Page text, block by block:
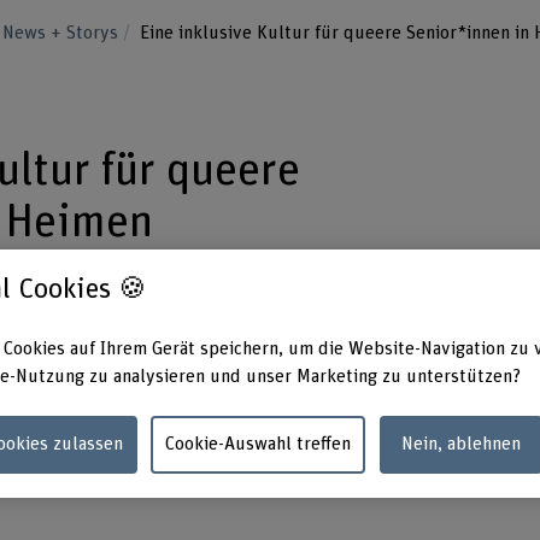
News + Storys Eine inklusive Kultur für queere Senior*innen in
für queere
2027 laufende Projekt «queer key» zielt
von Alters- und Pflegeheimen für die
Menschen zu sensibilisieren und
Cookies 🍪
Cookies auf Ihrem Gerät speichern, um die Website-Navigation zu
Nutzung zu analysieren und unser Marketing zu unterstützen?
zulassen Cookie-Auswahl treffen Nein, ablehnen